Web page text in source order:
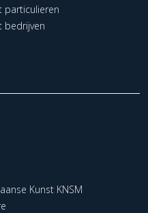
particulieren
bedrijven
Kunst KNSM